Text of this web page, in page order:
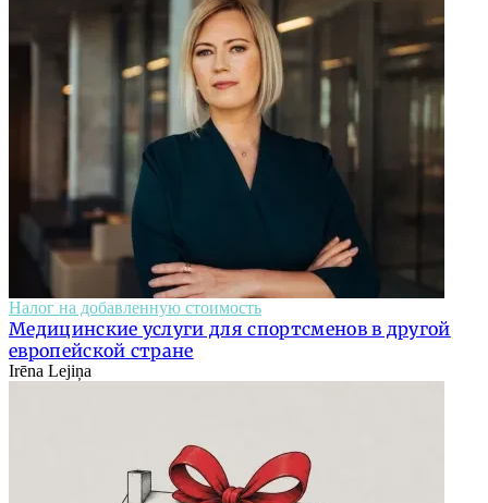
Налог на добавленную стоимость
Медицинские услуги для спортсменов в другой
европейской стране
Irēna Lejiņa